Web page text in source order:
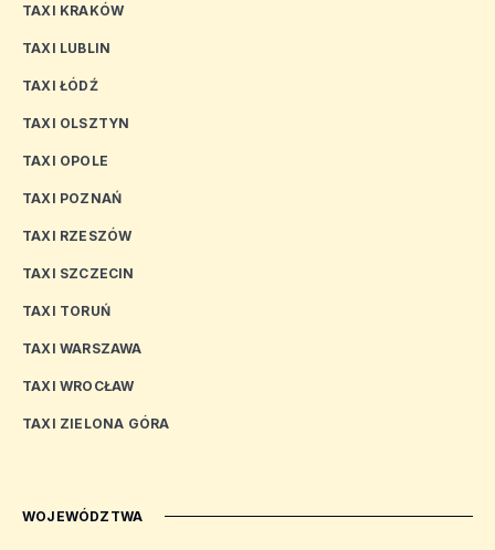
TAXI KRAKÓW
TAXI LUBLIN
TAXI ŁÓDŹ
TAXI OLSZTYN
TAXI OPOLE
TAXI POZNAŃ
TAXI RZESZÓW
TAXI SZCZECIN
TAXI TORUŃ
TAXI WARSZAWA
TAXI WROCŁAW
TAXI ZIELONA GÓRA
WOJEWÓDZTWA